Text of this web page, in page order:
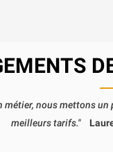
métier, nous mettons
meilleurs tarifs."